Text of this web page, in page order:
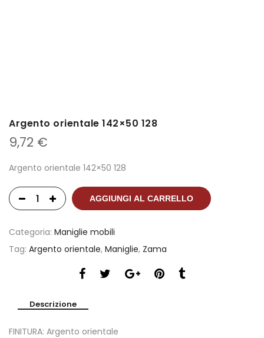
Argento orientale 142×50 128
9,72 €
Argento orientale 142×50 128
AGGIUNGI AL CARRELLO
Categoria: Maniglie mobili
Tag: Argento orientale, Maniglie, Zama
Descrizione
FINITURA: Argento orientale